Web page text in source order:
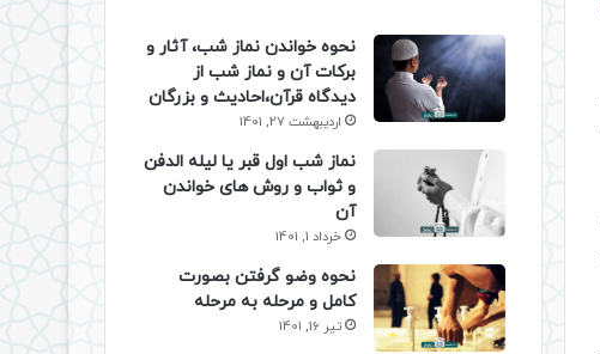
نحوه خواندن نماز شب، آثار و
برکات آن و نماز شب از
دیدگاه قرآن،احادیث و بزرگان
اردیبهشت 27, 1401
نماز شب اول قبر یا لیله الدفن
و ثواب و روش های خواندن
آن
خرداد 1, 1401
نحوه وضو گرفتن بصورت
کامل و مرحله به مرحله
تیر 16, 1401